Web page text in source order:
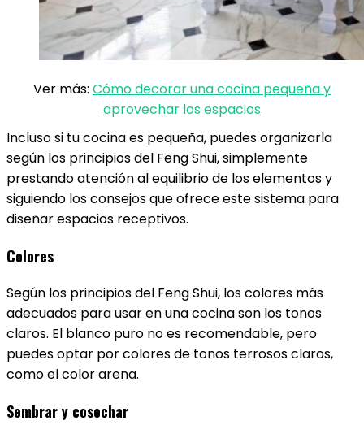
Ver más: Cómo decorar una cocina pequeña y
aprovechar los espacios
Incluso si tu cocina es pequeña, puedes organizarla
según los principios del Feng Shui, simplemente
prestando atención al equilibrio de los elementos y
siguiendo los consejos que ofrece este sistema para
diseñar espacios receptivos.
Colores
Según los principios del Feng Shui, los colores más
adecuados para usar en una cocina son los tonos
claros. El blanco puro no es recomendable, pero
puedes optar por colores de tonos terrosos claros,
como el color arena.
Sembrar y cosechar